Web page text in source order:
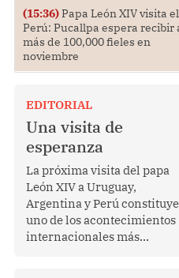
(15:36)Papa León XIV visita el
Perú: Pucallpa espera recibir
más de 100,000 fieles en
noviembre
EDITORIAL
Una visita de
esperanza
La próxima visita del papa
León XIV a Uruguay,
Argentina y Perú constituye
uno de los acontecimientos
internacionales más